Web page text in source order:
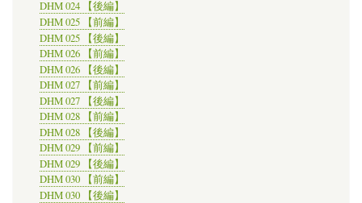
し
て」
と
い
う
記
事
が
掲
載
さ
れ
た。
の
DHM 024 【後編】
DHM 025 【前編】
DHM 025 【後編】
DHM 026 【前編】
DHM 026 【後編】
DHM 027 【前編】
DHM 027 【後編】
DHM 028 【前編】
DHM 028 【後編】
DHM 029 【前編】
DHM 029 【後編】
DHM 030 【前編】
DHM 030 【後編】